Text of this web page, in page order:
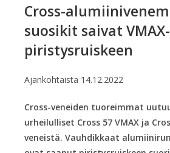
Cross-
suosikit saivat VMAX-
piristysruiskeen
Ajankohtaista 14.12.2022
Cross-veneiden tuoreimmat
urheilulliset Cross 57 VMAX ja
veneistä. Vauhdikkaat